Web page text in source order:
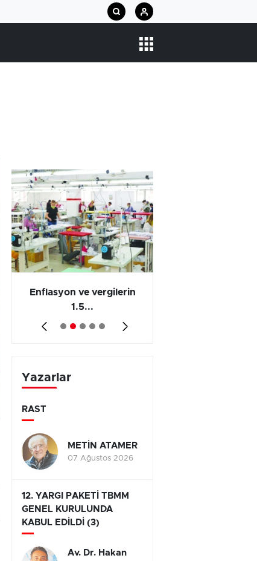
Enflasyon ve vergilerin
1.5...
Yazarlar
RAST
METİN ATAMER
07 Ağustos 2026
12. YARGI PAKETİ TBMM
GENEL KURULUNDA
KABUL EDİLDİ (3)
Av. Dr. Hakan